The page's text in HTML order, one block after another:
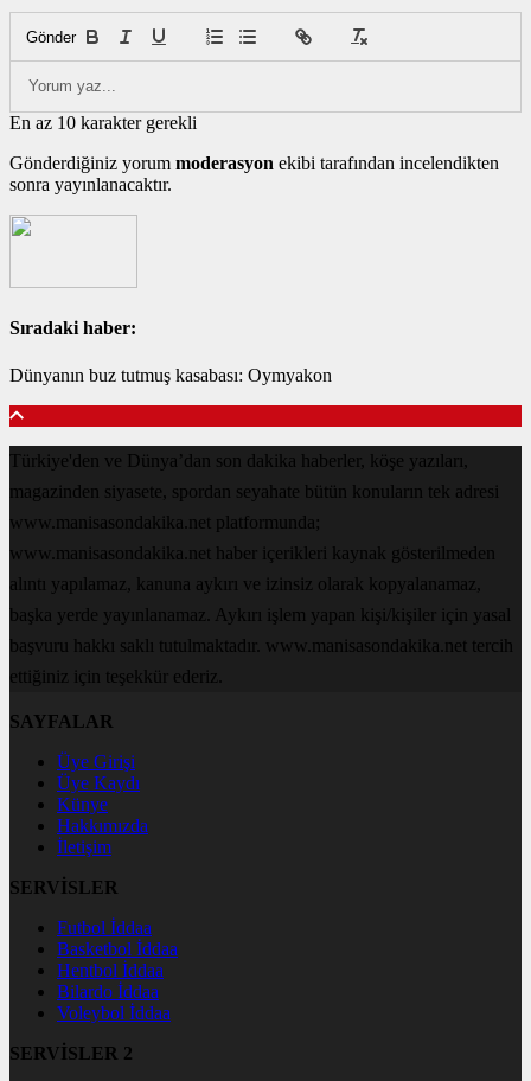
Gönder
En az 10 karakter gerekli
Gönderdiğiniz yorum moderasyon ekibi tarafından incelendikten
sonra yayınlanacaktır.
Sıradaki haber:
Dünyanın buz tutmuş kasabası: Oymyakon
Türkiye'den ve Dünya’dan son dakika haberler, köşe yazıları,
magazinden siyasete, spordan seyahate bütün konuların tek adresi
www.manisasondakika.net platformunda;
www.manisasondakika.net haber içerikleri kaynak gösterilmeden
alıntı yapılamaz, kanuna aykırı ve izinsiz olarak kopyalanamaz,
başka yerde yayınlanamaz. Aykırı işlem yapan kişi/kişiler için yasal
başvuru hakkı saklı tutulmaktadır. www.manisasondakika.net tercih
ettiğiniz için teşekkür ederiz.
SAYFALAR
Üye Girişi
Üye Kaydı
Künye
Hakkımızda
İletişim
SERVİSLER
Futbol İddaa
Basketbol İddaa
Hentbol İddaa
Bilardo İddaa
Voleybol İddaa
SERVİSLER 2